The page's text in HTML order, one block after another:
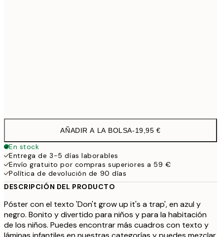
AÑADIR A LA BOLSA-19,95 €
En stock
Entrega de 3-5 días laborables
Envío gratuito por compras superiores a 59 €
Política de devolución de 90 días
DESCRIPCIÓN DEL PRODUCTO
Póster con el texto 'Don't grow up it's a trap', en azul y
negro. Bonito y divertido para niños y para la habitación
de los niños. Puedes encontrar más cuadros con texto y